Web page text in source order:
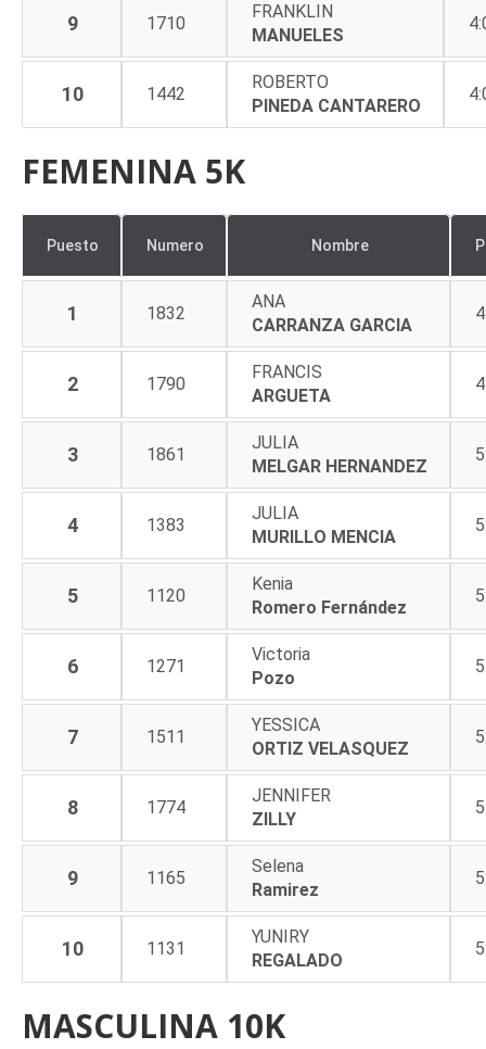
9 1710
FRANKLIN
MANUELES
10 1442
ROBERTO
PINEDA CANTARERO
FEMENINA 5K
Puesto Numero Nombre
1 1832
ANA
CARRANZA GARCIA
2 1790
FRANCIS
ARGUETA
3 1861
JULIA
MELGAR HERNANDEZ
4 1383
JULIA
MURILLO MENCIA
5 1120
Kenia
Romero Fernández
6 1271
Victoria
Pozo
7 1511
YESSICA
ORTIZ VELASQUEZ
8 1774
JENNIFER
ZILLY
9 1165
Selena
Ramirez
10 1131
YUNIRY
REGALADO
MASCULINA 10K